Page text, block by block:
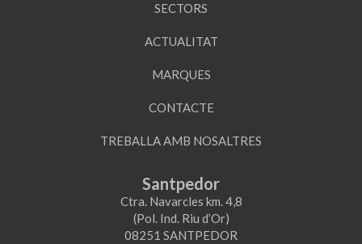
SECTORS
ACTUALITAT
MARQUES
CONTACTE
TREBALLA AMB NOSALTRES
Santpedor
Ctra. Navarcles km. 4,8
(Pol. Ind. Riu d’Or)
08251 SANTPEDOR